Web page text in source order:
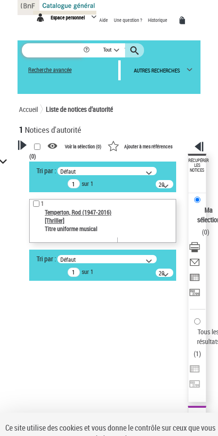
Espace personnel Aide Une question ? Historique
Tout
Recherche avancée AUTRES RECHERCHES
Accueil Liste de notices d’autorité
1 Notices d'autorité
VOTRE RECHERCHE
Recherche avancée dans les
notices d’autorité
Œuvres liées à l'auteur :
Temperton, Rod (1947-2016)
Auteur d’œuvre
ne s'applique pas
Type de notice d'autorité
Pays
Voir la sélection (0) Ajouter à mes références
(0)
Tri par : Défaut
sur 1
20
résultats/page
1
Temperton, Rod (1947-2016)
[Thriller]
Titre uniforme musical
Tri par : Défaut
sur 1
20
résultats/page
RÉCUPÉRER
LES
NOTICES
Ma
(0)
Tous
(1)
Panneau de gestion des cookies
Ce site utilise des cookies et vous donne le contrôle sur ceux que vous